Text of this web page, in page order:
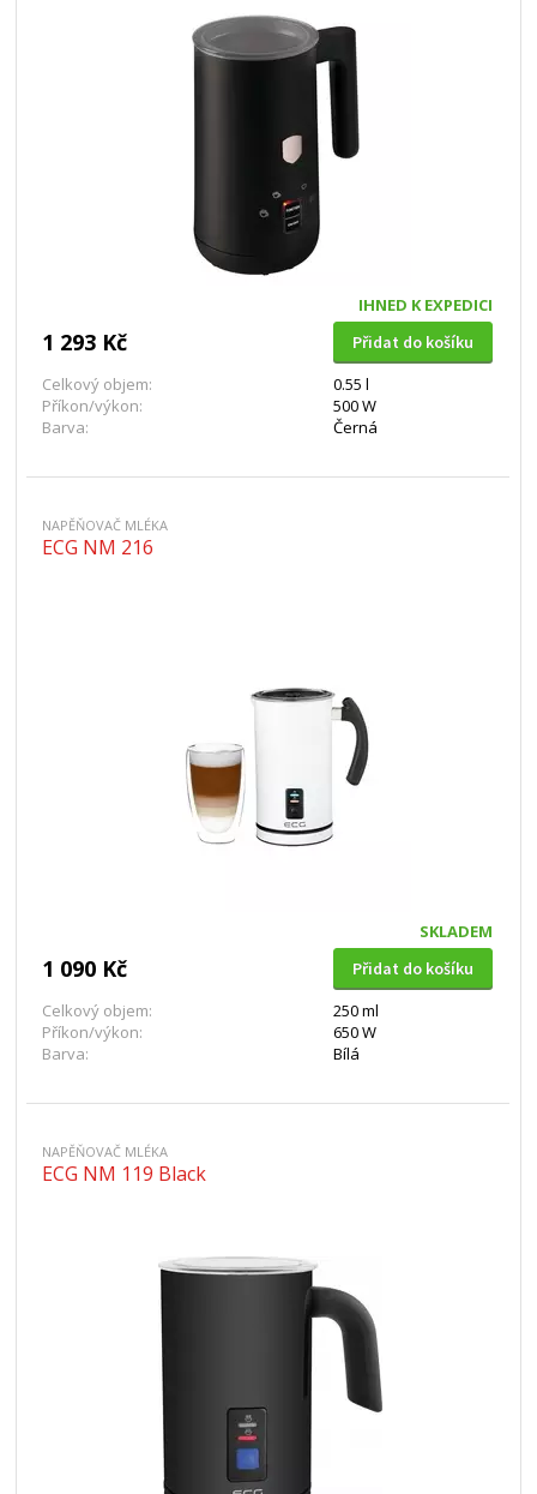
IHNED K EXPEDICI
1 293 Kč
Přidat do košíku
Celkový objem:
0.55 l
Příkon/výkon:
500 W
Barva:
Černá
NAPĚŇOVAČ MLÉKA
ECG NM 216
SKLADEM
1 090 Kč
Přidat do košíku
Celkový objem:
250 ml
Příkon/výkon:
650 W
Barva:
Bílá
NAPĚŇOVAČ MLÉKA
ECG NM 119 Black